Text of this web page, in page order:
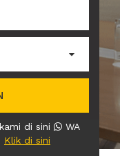
di sini
WA
Klik di sini